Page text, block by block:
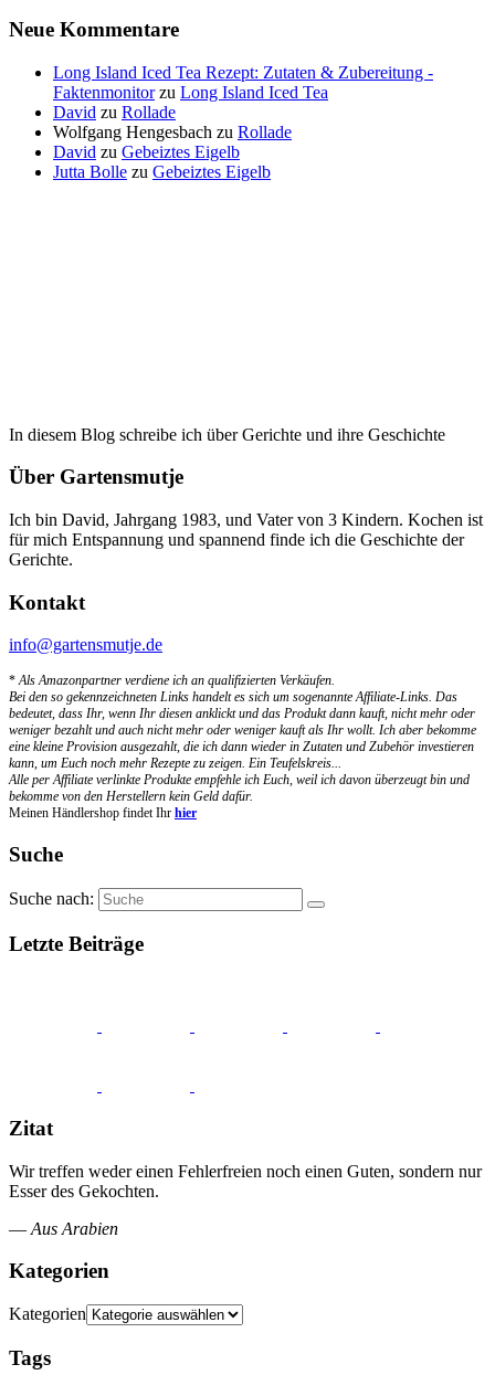
Neue Kommentare
Long Island Iced Tea Rezept: Zutaten & Zubereitung -
Faktenmonitorzu Long Island Iced Tea
David zu Rollade
Wolfgang Hengesbach zu Rollade
David zu Gebeiztes Eigelb
Jutta Bolle zu Gebeiztes Eigelb
In diesem Blog schreibe ich über Gerichte und ihre Geschichte
Über Gartensmutje
Ich bin David, Jahrgang 1983, und Vater von 3 Kindern. Kochen ist
für mich Entspannung und spannend finde ich die Geschichte der
Gerichte.
Kontakt
info@gartensmutje.de
*Als Amazonpartner verdiene ich an qualifizierten Verkäufen.
Bei den so gekennzeichneten Links handelt es sich um sogenannte Affiliate-Links. Das
bedeutet, dass Ihr, wenn Ihr diesen anklickt und das Produkt dann kauft, nicht mehr oder
weniger bezahlt und auch nicht mehr oder weniger kauft als Ihr wollt. Ich aber bekomme
eine kleine Provision ausgezahlt, die ich dann wieder in Zutaten und Zubehör investieren
kann, um Euch noch mehr Rezepte zu zeigen. Ein Teufelskreis...
Alle per Affiliate verlinkte Produkte empfehle ich Euch, weil ich davon überzeugt bin und
bekomme von den Herstellern kein Geld dafür.
Meinen Händlershop findet Ihr hier
Suche
Suche nach:
Letzte Beiträge
Zitat
Wir treffen weder einen Fehlerfreien noch einen Guten, sondern nur
Esser des Gekochten.
— Aus Arabien
Kategorien
Kategorien
Tags